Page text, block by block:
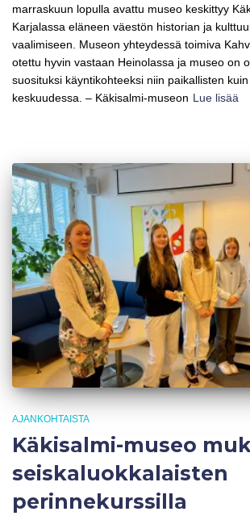
marraskuun lopulla avattu museo keskittyy
Karjalassa eläneen väestön historian ja
vaalimiseen. Museon yhteydessä toimiva
otettu hyvin vastaan Heinolassa ja museo on
suosituksi käyntikohteeksi niin paikallisten
keskuudessa. – Käkisalmi-museon Lue lisää
AJANKOHTAISTA
Käkisalmi-museo
seiskaluokkalaisten
perinnekurssilla